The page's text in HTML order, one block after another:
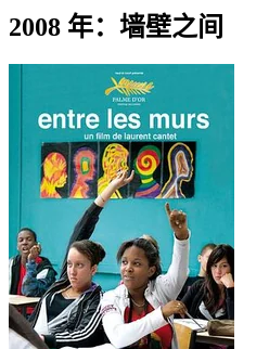
2008 年：墙壁之间